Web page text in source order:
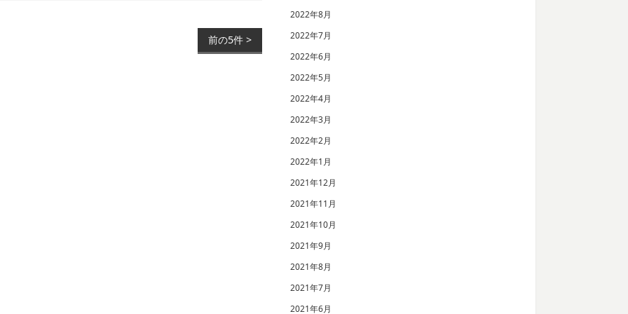
前の5件 >
2022年8月
2022年7月
2022年6月
2022年5月
2022年4月
2022年3月
2022年2月
2022年1月
2021年12月
2021年11月
2021年10月
2021年9月
2021年8月
2021年7月
2021年6月